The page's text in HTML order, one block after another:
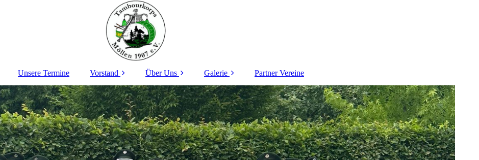
Unsere Termine Vorstand Über Uns Galerie Partner Vereine